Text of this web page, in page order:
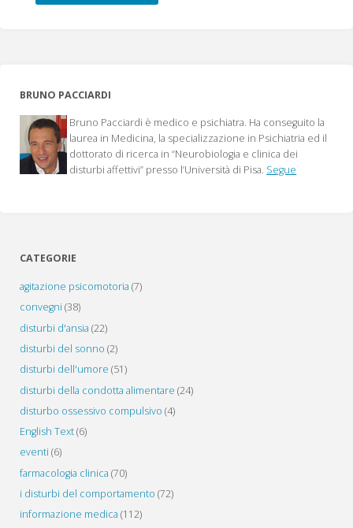
BRUNO PACCIARDI
Bruno Pacciardi è medico e psichiatra. Ha conseguito la
laurea in Medicina, la specializzazione in Psichiatria ed il
dottorato di ricerca in “Neurobiologia e clinica dei
disturbi affettivi” presso l’Università di Pisa. Segue
CATEGORIE
agitazione psicomotoria (7)
convegni (38)
disturbi d'ansia (22)
disturbi del sonno (2)
disturbi dell'umore (51)
disturbi della condotta alimentare (24)
disturbo ossessivo compulsivo (4)
English Text(6)
eventi (6)
farmacologia clinica (70)
i disturbi del comportamento (72)
informazione medica (112)